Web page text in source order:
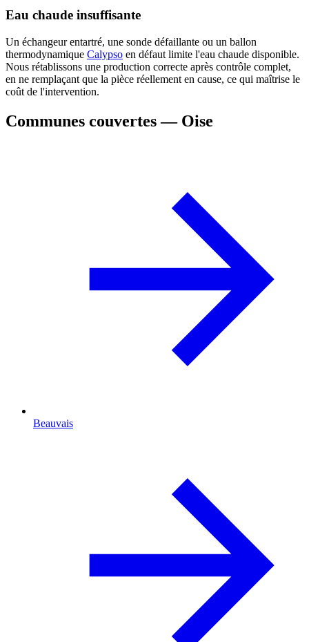
Eau chaude insuffisante
Un échangeur entartré, une sonde défaillante ou un ballon
thermodynamique Calypso en défaut limite l'eau chaude disponible.
Nous rétablissons une production correcte après contrôle complet,
en ne remplaçant que la pièce réellement en cause, ce qui maîtrise le
coût de l'intervention.
Communes couvertes — Oise
Beauvais